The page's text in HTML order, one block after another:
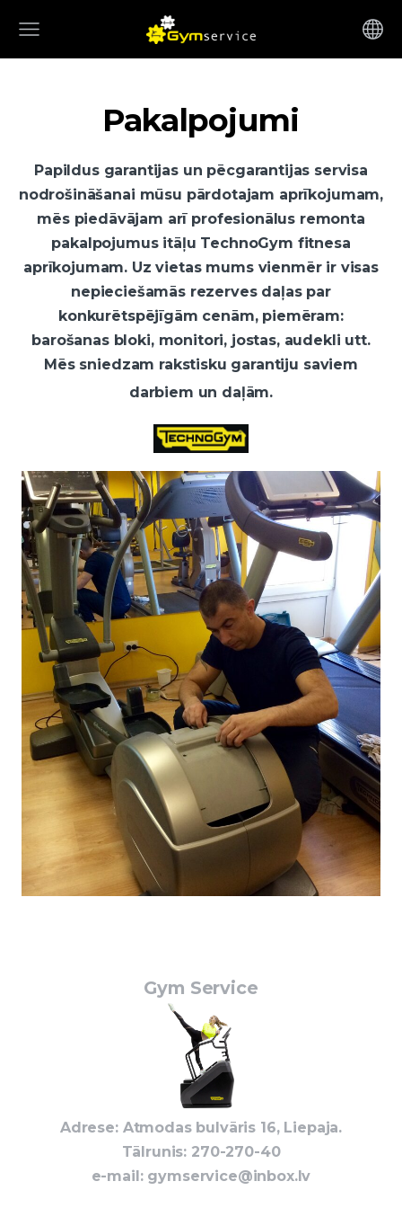
Pakalpojumi
Papildus garantijas un pēcgarantijas servisa
nodrošināšanai mūsu pārdotajam aprīkojumam,
mēs piedāvājam arī profesionālus remonta
pakalpojumus itāļu TechnoGym fitnesa
aprīkojumam. Uz vietas mums vienmēr ir visas
nepieciešamās rezerves daļas par
konkurētspējīgām cenām, piemēram:
barošanas bloki, monitori, jostas, audekli utt.
Mēs sniedzam rakstisku garantiju saviem
darbiem un daļām.
Gym Service
Adrese: Atmodas bulvāris 16, Liepaja.
Tālrunis: 270-270-40
e-mail: gymservice@inbox.lv